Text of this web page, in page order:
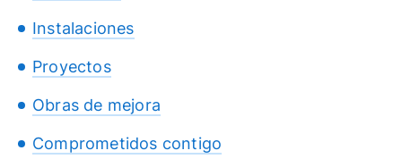
Instalaciones
Proyectos
Obras de mejora
Comprometidos contigo